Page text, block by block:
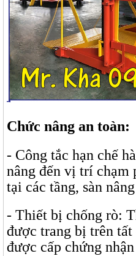
Chức nâng an toàn:
- Công tắc hạn chế
nâng đến vị trí chạm
tại các tầng, sàn
- Thiết bị chống rò:
được trang bị trên
được cấp chứng